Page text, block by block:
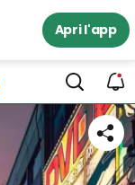
Apri l'app